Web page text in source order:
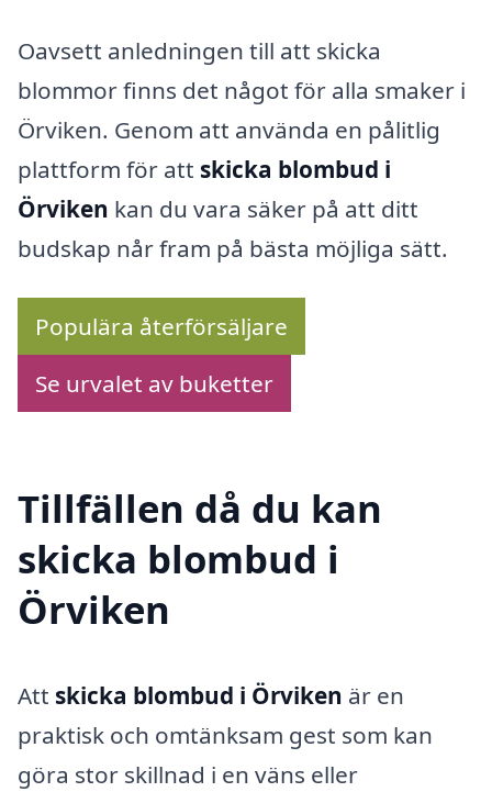
Oavsett anledningen till att skicka
blommor finns det något för alla smaker i
Örviken. Genom att använda en pålitlig
plattform för att skicka blombud i
Örviken kan du vara säker på att ditt
budskap når fram på bästa möjliga sätt.
Populära återförsäljare
Se urvalet av buketter
Tillfällen då du kan
skicka blombud i
Örviken
Att skicka blombud i Örviken är en
praktisk och omtänksam gest som kan
göra stor skillnad i en väns eller